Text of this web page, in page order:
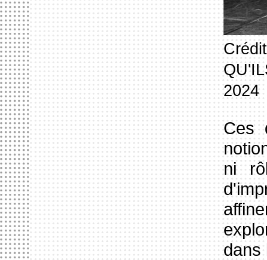
2024
Ces
ni
dans